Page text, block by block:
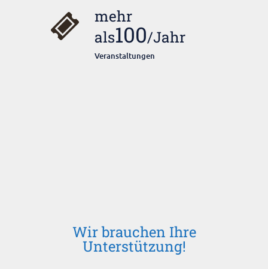
mehr
als100/Jahr
Veranstaltungen
Wir brauchen Ihre
Unterstützung!